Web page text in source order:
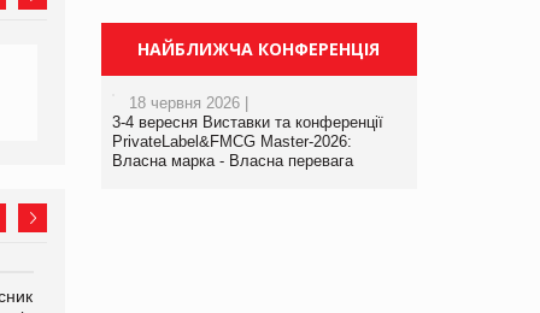
НАЙБЛИЖЧА КОНФЕРЕНЦІЯ
18 червня 2026 |
3-4 вересня Виставки та конференції
PrivateLabel&FMCG Master-2026:
Власна марка - Власна перевага